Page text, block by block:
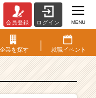
会員登録 ログイン MENU
企業を探す 就職イベント